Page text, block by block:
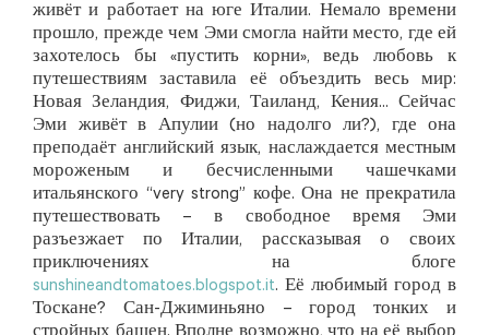
живёт и работает на юге Италии. Немало времени
прошло, прежде чем Эми смогла найти место, где ей
захотелось бы «пустить корни», ведь любовь к
путешествиям заставила её объездить весь мир:
Новая Зеландия, Фиджи, Таиланд, Кения... Сейчас
Эми живёт в Апулии (но надолго ли?), где она
преподаёт английский язык, наслаждается местным
мороженым и бесчисленными чашечками
итальянского “very strong” кофе. Она не прекратила
путешествовать – в свободное время Эми
разъезжает по Италии, рассказывая о своих
приключениях на блоге
sunshineandtomatoes.blogspot.it. Её любимый город в
Тоскане? Сан-Джиминьяно – город тонких и